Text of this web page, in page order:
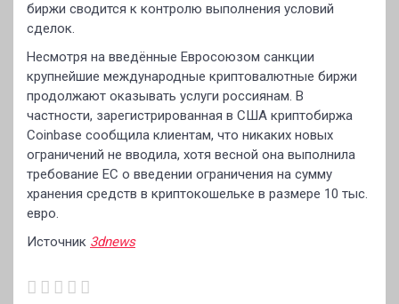
биржи сводится к контролю выполнения условий
сделок.
Несмотря на введённые Евросоюзом санкции
крупнейшие международные криптовалютные биржи
продолжают оказывать услуги россиянам. В
частности, зарегистрированная в США криптобиржа
Coinbase сообщила клиентам, что никаких новых
ограничений не вводила, хотя весной она выполнила
требование ЕС о введении ограничения на сумму
хранения средств в криптокошельке в размере 10 тыс.
евро.
Источник 3dnews